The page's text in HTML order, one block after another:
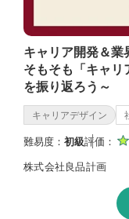
キャリア開発＆
そもそも「キャ
を振り返ろう～
キャリアデザイン
難易度： 初級評価：
株式会社良品計画